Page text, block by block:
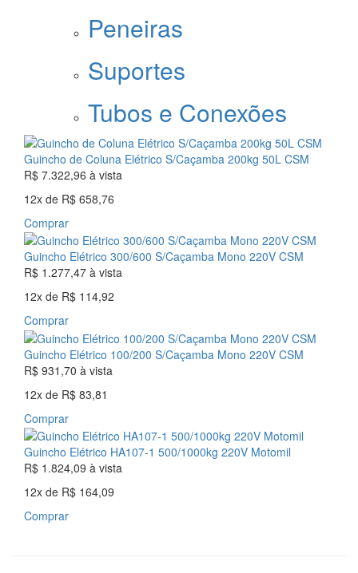
Peneiras
Suportes
Tubos e Conexões
Guincho de Coluna Elétrico S/Caçamba 200kg 50L CSM
R$ 7.322,96 à vista
12x de R$ 658,76
Comprar
Guincho Elétrico 300/600 S/Caçamba Mono 220V CSM
R$ 1.277,47 à vista
12x de R$ 114,92
Comprar
Guincho Elétrico 100/200 S/Caçamba Mono 220V CSM
R$ 931,70 à vista
12x de R$ 83,81
Comprar
Guincho Elétrico HA107-1 500/1000kg 220V Motomil
R$ 1.824,09 à vista
12x de R$ 164,09
Comprar